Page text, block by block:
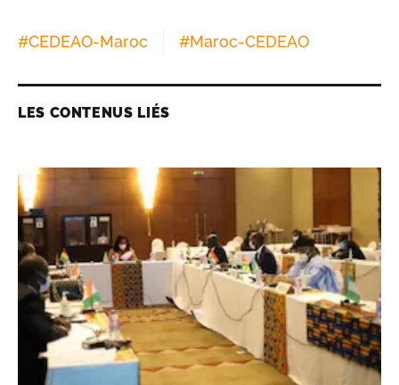
#CEDEAO-Maroc #Maroc-CEDEAO
LES CONTENUS LIÉS